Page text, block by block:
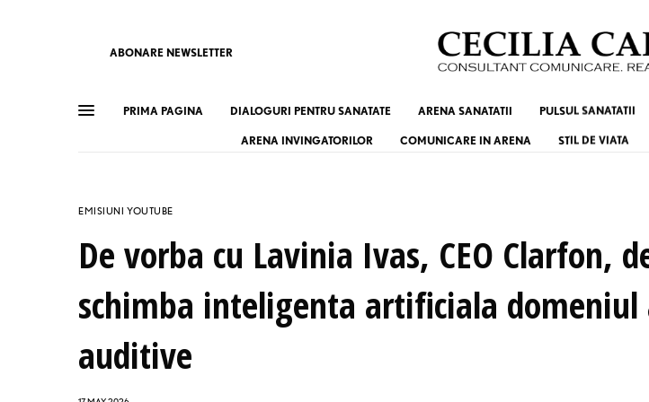
ABONARE NEWSLETTER
PRIMA PAGINA DIALOGURI PENTRU SANATATE ARENA SANATATII PULSUL SANATATII
ARENA INVINGATORILOR COMUNICARE IN ARENA STIL DE VIATA
EMISIUNI YOUTUBE
De vorba cu Lavinia Ivas, CEO Clarfon,
schimba inteligenta artificiala
auditive